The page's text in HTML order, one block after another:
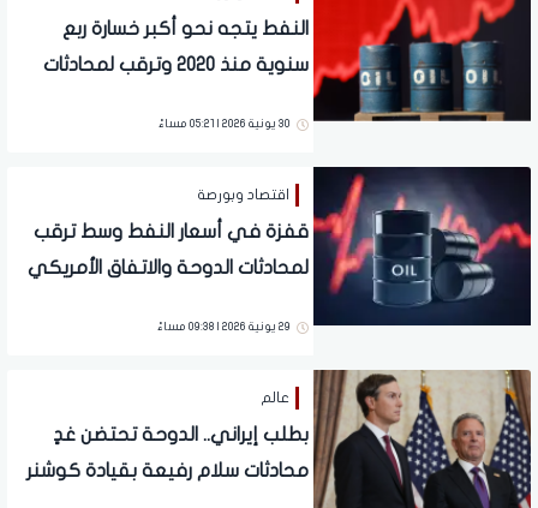
النفط يتجه نحو أكبر خسارة ربع
سنوية منذ 2020 وترقب لمحادثات
30 يونية 2026 | 05:21 مساءً
اقتصاد وبورصة
قفزة في أسعار النفط وسط ترقب
لمحادثات الدوحة والاتفاق الأمريكي
29 يونية 2026 | 09:38 مساءً
عالم
بطلب إيراني.. الدوحة تحتضن غدٍ
محادثات سلام رفيعة بقيادة كوشنر